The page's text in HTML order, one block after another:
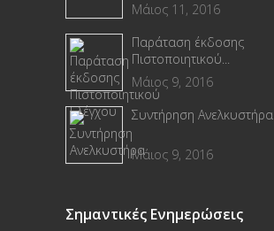
Μάιος 11, 2016
Παράταση έκδοσης
Πιστοποιητικού...
Μάιος 9, 2016
Συντήρηση Ανελκυστήρα
Μάιος 9, 2016
Σημαντικές Ενημερώσεις